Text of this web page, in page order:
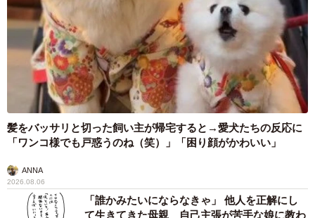
髪をバッサリと切った飼い主が帰宅すると→愛犬たちの反応に
「ワンコ様でも戸惑うのね（笑）」「困り顔がかわいい」
ANNA
2026.08.06
「誰かみたいにならなきゃ」 他人を正解にし
て生きてきた母親 自己主張が苦手な娘に教わ